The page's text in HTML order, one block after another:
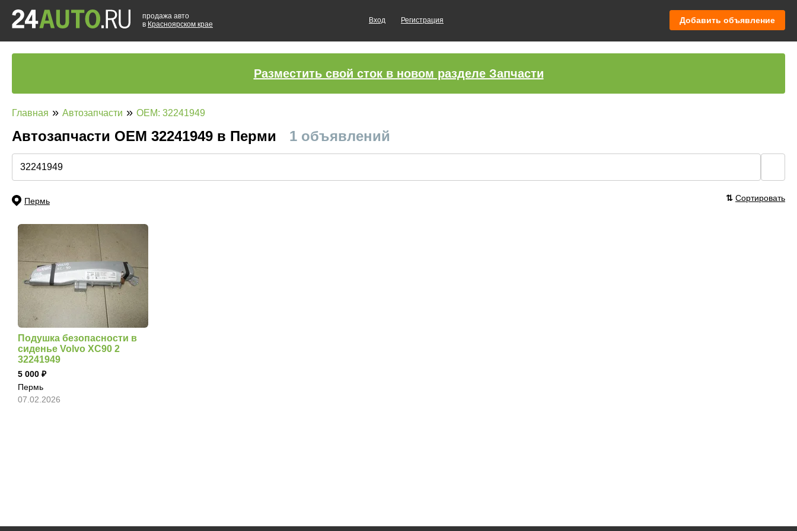
продажа авто
в Красноярском крае
Вход Регистрация Добавить объявление
Разместить свой сток в новом разделе Запчасти
Главная » Автозапчасти » OEM: 32241949
Автозапчасти ОЕМ 32241949 в Перми 1 объявлений
Пермь ⇅ Сортировать
Подушка безопасности в
сиденье Volvo XC90 2
32241949
5 000
Пермь
07.02.2026